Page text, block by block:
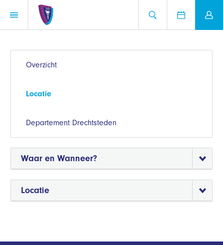
Overzicht
Locatie
Departement Drechtsteden
Waar en Wanneer?
Locatie